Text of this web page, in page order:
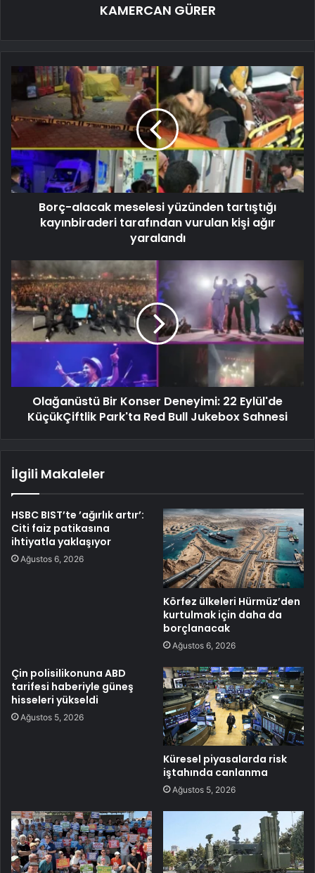
KAMERCAN GÜRER
Borç-alacak meselesi yüzünden tartıştığı
kayınbiraderi tarafından vurulan kişi ağır
yaralandı
Olağanüstü Bir Konser Deneyimi: 22 Eylül'de
KüçükÇiftlik Park'ta Red Bull Jukebox Sahnesi
İlgili Makaleler
HSBC BIST’te ’ağırlık artır’:
Citi faiz patikasına
ihtiyatla yaklaşıyor
Ağustos 6, 2026
Körfez ülkeleri Hürmüz’den
kurtulmak için daha da
borçlanacak
Ağustos 6, 2026
Çin polisilikonuna ABD
tarifesi haberiyle güneş
hisseleri yükseldi
Ağustos 5, 2026
Küresel piyasalarda risk
iştahında canlanma
Ağustos 5, 2026